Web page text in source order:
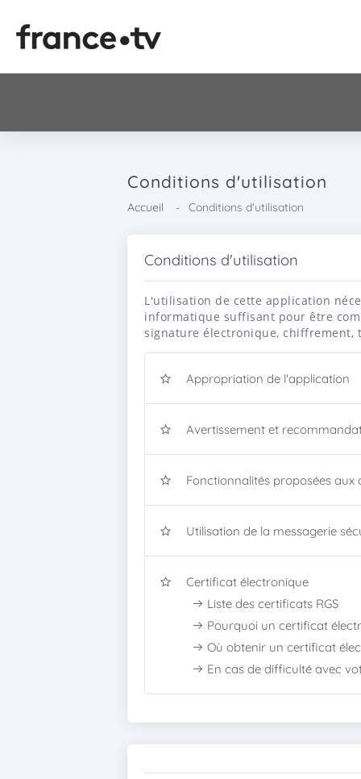
Conditions d'utilisation
Accueil Conditions d'utilisation
Conditions d'utilisation
L'utilisation de cette application
informatique suffisant pour être
signature électronique, chiffrement,
Appropriation de l'application
Avertissement et
Fonctionnalités proposées aux
Utilisation de la messagerie
Certificat électronique
Liste des certificats RGS
Pourquoi un certificat
Où obtenir un certificat
En cas de difficulté avec